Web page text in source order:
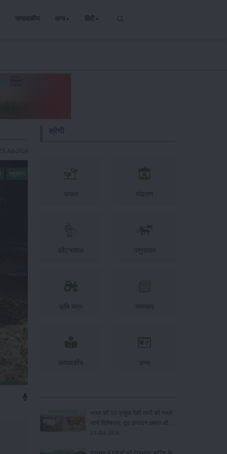
सम्पादकीय अन्य हिंदी
Jul-2024
फसल भंडारण
कीटनाशक पशुपालन
कृषि यंत्र समाचार
सम्पादकीय अन्य
भारत की 10 प्रमुख देशी गायों की नस्लें:
जानें विशेषताएं, दूध उत्पादन क्षमता और
पालन के फायदे
13-Jul-2026